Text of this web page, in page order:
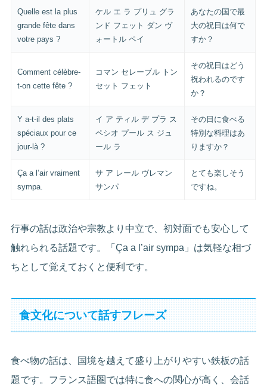
Quelle est la plus
grande fête dans
votre pays ?
ケル エ ラ プリュ グラ
ンド フェット ダン ヴ
ォートル ペイ
あなたの国で最
大の祝日は何で
すか？
Comment célèbre-
t-on cette fête ?
コマン セレーブル トン
セット フェット
その祝日はどう
祝われるのです
か？
Y a-t-il des plats
spéciaux pour ce
jour-là ?
イ ア ティル デ プラ ス
ペシオ プール ス ジュ
ール ラ
その日に食べる
特別な料理はあ
りますか？
Ça a l’air vraiment
sympa.
サ ア レール ヴレマン
サンパ
とても楽しそう
ですね。
行事の話は政治や宗教より中立で、初対面でも安心して
触れられる話題です。「Ça a l’air sympa」は気軽な相づ
ちとして覚えておくと便利です。
食文化について話すフレーズ
食べ物の話は、国境を越えて盛り上がりやすい鉄板の話
題です。フランス語圏では特に食への関心が高く、会話